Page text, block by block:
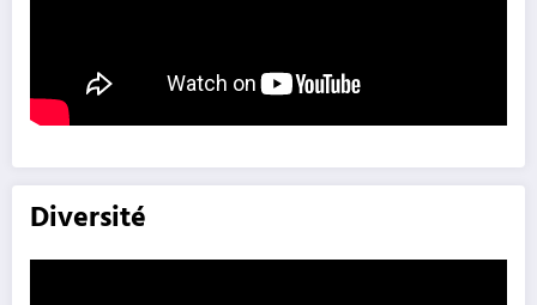
Diversité